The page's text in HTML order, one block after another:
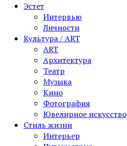
Эстет
Интервью
Личности
Культура / ART
ART
Архитектура
Театр
Музыка
Кино
Фотография
Ювелирное искусство
Стиль жизни
Интерьер